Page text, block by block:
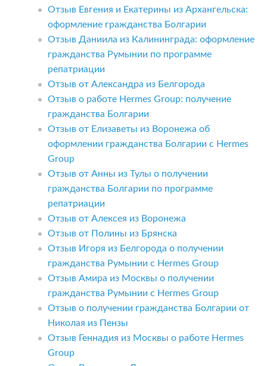
Отзыв Евгения и Екатерины из Архангельска:
оформление гражданства Болгарии
Отзыв Даниила из Калининграда: оформление
гражданства Румынии по программе
репатриации
Отзыв от Александра из Белгорода
Отзыв о работе Hermes Group: получение
гражданства Болгарии
Отзыв от Елизаветы из Воронежа об
оформлении гражданства Болгарии с Hermes
Group
Отзыв от Анны из Тулы о получении
гражданства Болгарии по программе
репатриации
Отзыв от Алексея из Воронежа
Отзыв от Полины из Брянска
Отзыв Игоря из Белгорода о получении
гражданства Румынии с Hermes Group
Отзыв Амира из Москвы о получении
гражданства Румынии с Hermes Group
Отзыв о получении гражданства Болгарии от
Николая из Пензы
Отзыв Геннадия из Москвы о работе Hermes
Group